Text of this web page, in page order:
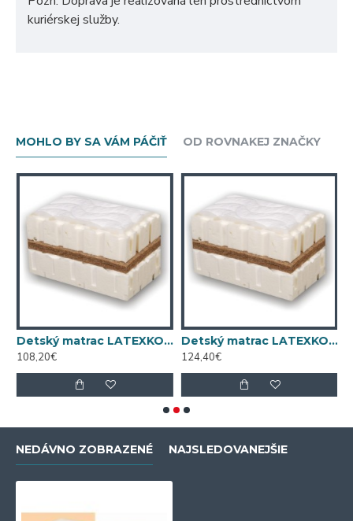
kuriérskej služby.
MOHLO BY SA VÁM PÁČIŤ OD ROVNAKEJ ZNAČKY
Detský matrac LATEXKO (120 cm x 70 cm)
108,20€
Detský matrac LATEXKO (140 cm x 70 cm)
124,40€
NEDÁVNO ZOBRAZENÉ NAJSLEDOVANEJŠIE